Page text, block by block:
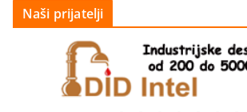
Naši prijatelji